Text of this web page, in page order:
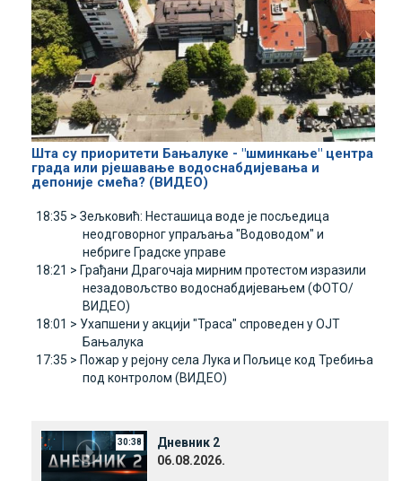
Шта су приоритети Бањалуке - "шминкање" центра
града или рјешавање водоснабдијевања и
депоније смећа? (ВИДЕО)
18:35 > Зељковић: Несташица воде је посљедица
неодговорног упраљања "Водоводом" и
небриге Градске управе
18:21 > Грађани Драгочаја мирним протестом изразили
незадовољство водоснабдијевањем (ФОТО/
ВИДЕО)
18:01 > Ухапшени у акцији "Траса" спроведен у ОЈТ
Бањалука
17:35 > Пожар у рејону села Лука и Пољице код Требиња
под контролом (ВИДЕО)
30:38
Дневник 2
06.08.2026.